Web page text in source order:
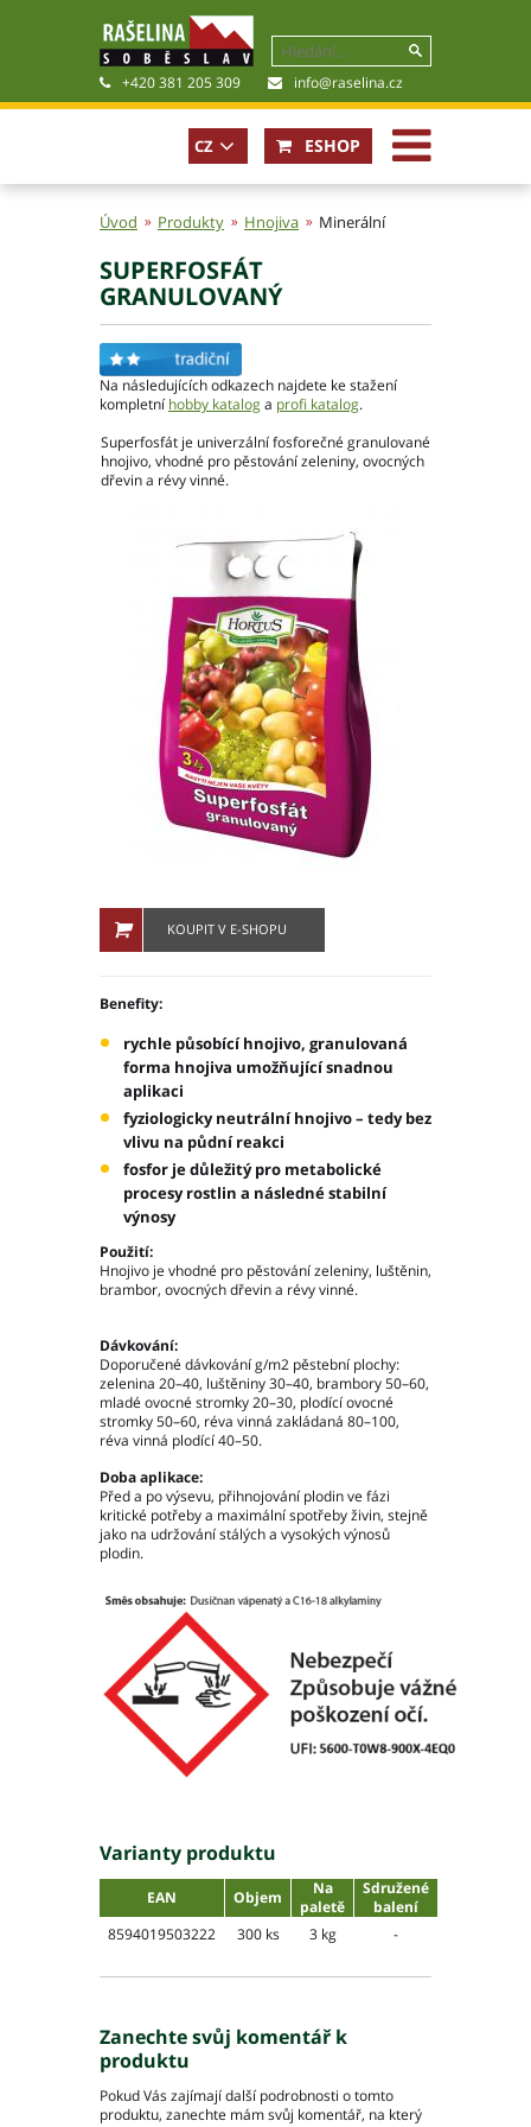
+420 381 205 309 info@raselina.cz
Historie, současnost
Politika společnosti
Pro akcionáře
Poradna
Fotogalerie
Ochrana osobních údajů – GDPR
Hlavní město Praha
Středočeský kraj
Královéhradecký kraj
Pardubický kraj
Jihomoravský kraj
Olomoucký kraj
Zlínský kraj
Moravskoslezský kraj
Slovenská republika
Akce pivovaru
O pivovaru
Druhy piva
Ceník piva
Lidé ve firmě
Výrobní závody
Zahradní centra a podnikové prodejny
CZ
EN
ESHOP
Úvod Produkty Hnojiva Minerální
SUPERFOSFÁT
GRANULOVANÝ
Na následujících odkazech najdete ke stažení
kompletní hobby kataloga profi katalog.
Superfosfát je univerzální fosforečné granulované
hnojivo, vhodné pro pěstování zeleniny, ovocných
dřevin a révy vinné.
KOUPIT V E-SHOPU
Benefity:
rychle působící hnojivo, granulovaná
forma hnojiva umožňující snadnou
aplikaci
fyziologicky neutrální hnojivo – tedy bez
vlivu na půdní reakci
fosfor je důležitý pro metabolické
procesy rostlin a následné stabilní
výnosy
Použití:
Hnojivo je vhodné pro pěstování zeleniny, luštěnin,
brambor, ovocných dřevin a révy vinné.
Dávkování:
Doporučené dávkování g/m2 pěstební plochy:
zelenina 20–40, luštěniny 30–40, brambory 50–60,
mladé ovocné stromky 20–30, plodící ovocné
stromky 50–60, réva vinná zakládaná 80–100,
réva vinná plodící 40–50.
Doba aplikace:
Před a po výsevu, přihnojování plodin ve fázi
kritické potřeby a maximální spotřeby živin, stejně
jako na udržování stálých a vysokých výnosů
plodin.
Varianty produktu
EAN Objem
Na
paletě
Sdružené
balení
8594019503222
300 ks 3 kg -
Zanechte svůj komentář k
produktu
Pokud Vás zajímají další podrobnosti o tomto
produktu, zanechte mám svůj komentář, na který